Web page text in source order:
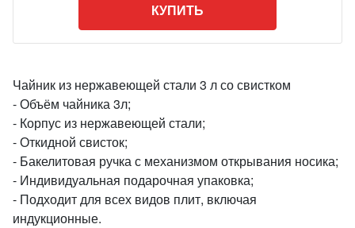
КУПИТЬ
Чайник из нержавеющей стали 3 л со свистком
- Объём чайника 3л;
- Корпус из нержавеющей стали;
- Откидной свисток;
- Бакелитовая ручка с механизмом открывания носика;
- Индивидуальная подарочная упаковка;
- Подходит для всех видов плит, включая
индукционные.